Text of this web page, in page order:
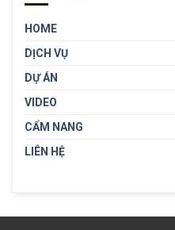
HOME
DỊCH VỤ
DỰ ÁN
VIDEO
CẨM NANG
LIÊN HỆ